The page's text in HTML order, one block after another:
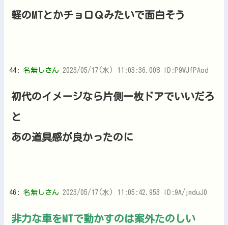
軽のMTとかチョロＱみたいで面白そう
44: 名無しさん 2023/05/17(水) 11:03:36.008 ID:P9WJfPAod
初代のイメージなら片側一枚ドアでいいだろ
と
あの道具感が良かったのに
46: 名無しさん 2023/05/17(水) 11:05:42.953 ID:9A/jmduJ0
非力な車をMTで動かすのは案外たのしい